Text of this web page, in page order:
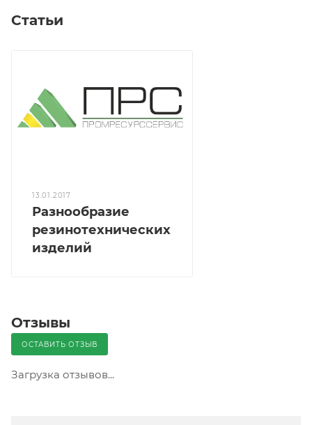
Статьи
13.01.2017
Разнообразие
резинотехнических
изделий
Отзывы
ОСТАВИТЬ ОТЗЫВ
Загрузка отзывов...